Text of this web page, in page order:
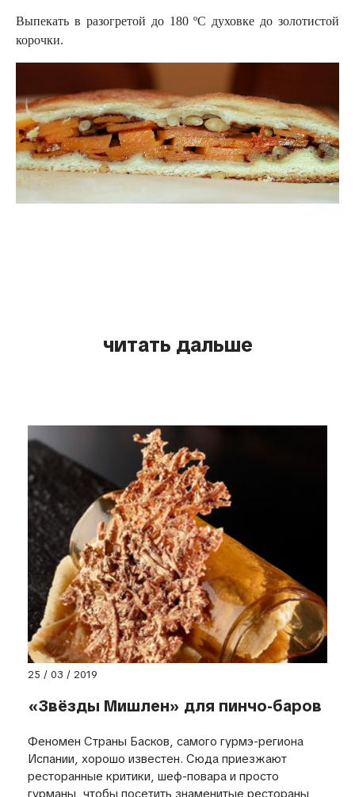
Выпекать в разогретой до 180 ºС духовке до золотистой
корочки.
читать дальше
25 / 03 / 2019
«Звёзды Мишлен» для пинчо-баров
Феномен Страны Басков, самого гурмэ-региона
Испании, хорошо известен. Сюда приезжают
ресторанные критики, шеф-повара и просто
гурманы, чтобы посетить знаменитые рестораны